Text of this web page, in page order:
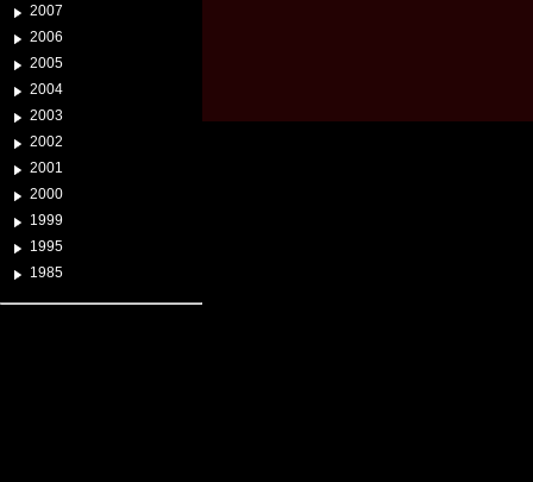
2007
2006
2005
2004
2003
2002
2001
2000
1999
1995
1985